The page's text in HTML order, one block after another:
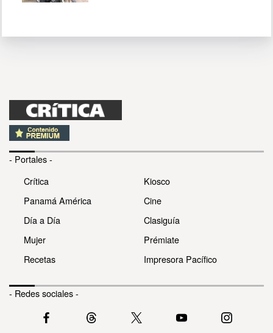
- Portales -
Crítica
Panamá América
Día a Día
Mujer
Recetas
Kiosco
Cine
Clasiguía
Prémiate
Impresora Pacífico
- Redes sociales -